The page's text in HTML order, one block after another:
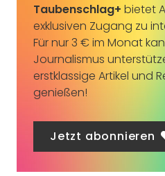
Taubenschlag+ bietet
exklusiven Zugang zu
Für nur 3 € im Monat
Journalismus
erstklassige Artikel und
genießen!
Jetzt abonnieren